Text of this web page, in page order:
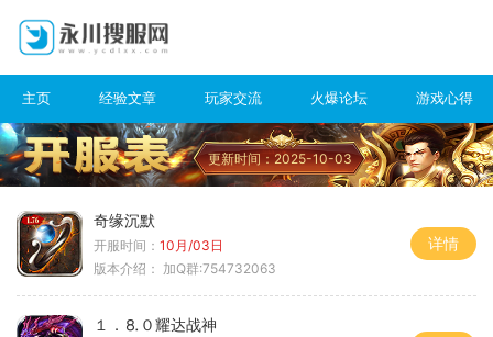
主页 经验文章 玩家交流 火爆论坛 游戏心得
更新时间：2025-10-03
奇缘沉默
开服时间： 10月/03日
版本介绍： 加Q群:754732063
详情
１．⒏０耀达战神